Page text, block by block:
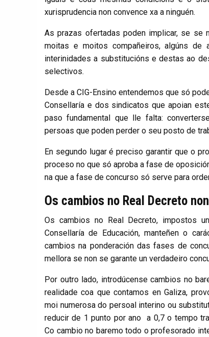
xurisprudencia non convence xa a ninguén.
As prazas ofertadas poden implicar, se se
moitas e moitos compañeiros, algúns de
interinidades a substitucións e destas ao
selectivos.
Desde a CIG-Ensino entendemos que só
Consellaría e dos sindicatos que apoian
paso fundamental que lle falta:
persoas que poden perder o seu posto de
En segundo lugar é preciso garantir que o
proceso no que só aproba a fase de
na que a fase de concurso só serve para
Os cambios no Real Decreto
Os cambios no Real Decreto, impostos
Consellaría de Educación, manteñen o
cambios na ponderación das fases de
mellora se non se garante un verdadeiro
Por outro lado, introdúcense cambios no
realidade coa que contamos en Galiza,
moi numerosa do persoal interino ou
reducir de 1 punto por ano a 0,7 o tempo
Co cambio no baremo todo o profesorado